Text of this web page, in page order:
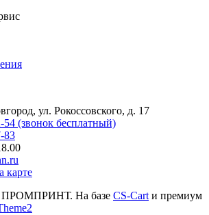
ул. Рокоссовского, д. 17
54 (звонок бесплатный)
83
карте
ПРОМПРИНТ. На базе CS-Cart и премиум